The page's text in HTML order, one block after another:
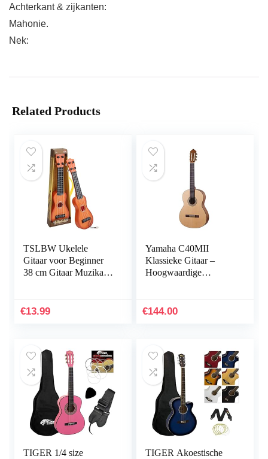
Achterkant & zijkanten:
Mahonie.
Nek:
Related Products
TSLBW Ukelele
Gitaar voor Beginner
38 cm Gitaar Muzikaal
Speelgoed Muzikale…
€13.99
Yamaha C40MII
Klassieke Gitaar –
Hoogwaardige
Hout, 3 Jaar Garantie –
€144.00
TIGER 1/4 size
TIGER Akoestische